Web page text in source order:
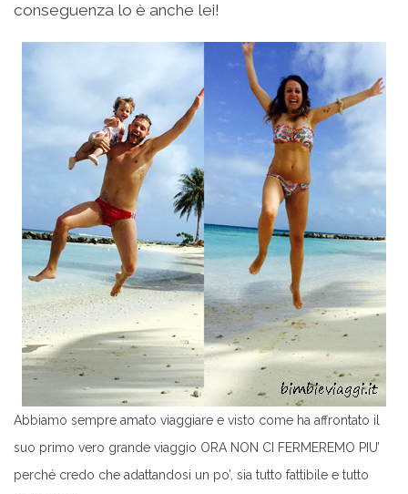
conseguenza lo è anche lei!
Abbiamo sempre amato viaggiare e visto come ha affrontato il
suo primo vero grande viaggio ORA NON CI FERMEREMO PIU’
perché credo che adattandosi un po’, sia tutto fattibile e tutto